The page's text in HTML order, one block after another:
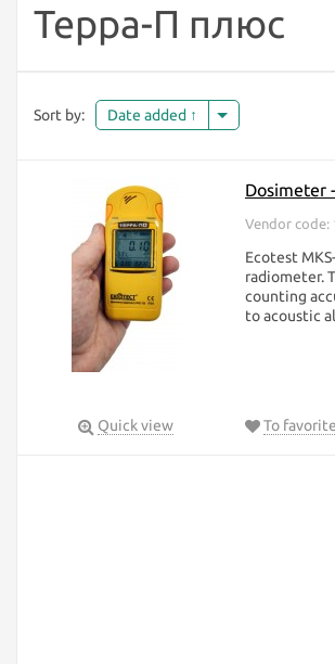
Терра-П плюс
Sort by: Date added
Dosimeter
Vendor code:
Ecotest
radiometer.
counting
to acoustic
Quick view To